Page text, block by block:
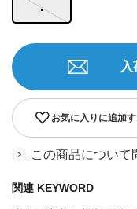
.
お気に入りに追加
この商品について
関連 KEYWORD